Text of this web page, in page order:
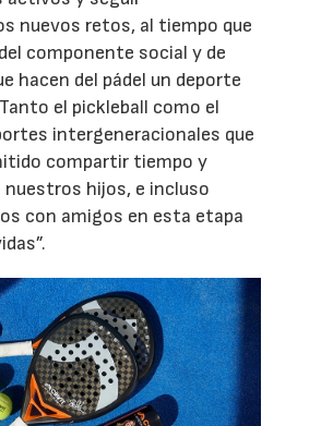
nuevos retos, al tiempo que
componente social y de
hacen del pádel un deporte
el pickleball como el
intergeneracionales que
compartir tiempo y
hijos, e incluso
con amigos en esta etapa